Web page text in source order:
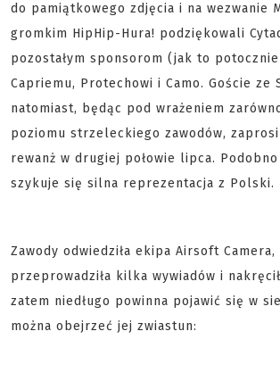
do pamiątkowego zdjęcia i na wezwanie
gromkim HipHip-Hura! podziękowali
pozostałym sponsorom (jak to
Capriemu, Protechowi i Camo. Goście ze
natomiast, będąc pod wrażeniem
poziomu strzeleckiego zawodów,
rewanż w drugiej połowie lipca.
szykuje się silna reprezentacja z Polski.
Zawody odwiedziła ekipa Airsoft
przeprowadziła kilka wywiadów i
zatem niedługo powinna pojawić się w
można obejrzeć jej zwiastun: